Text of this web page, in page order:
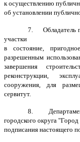
к осуществлению
об установлении
7. Обладатель
участки
в состояние,
разрешенным
завершения
реконструкции,
сооружения, для
сервитут.
8.
городского округа
подписания настоящего